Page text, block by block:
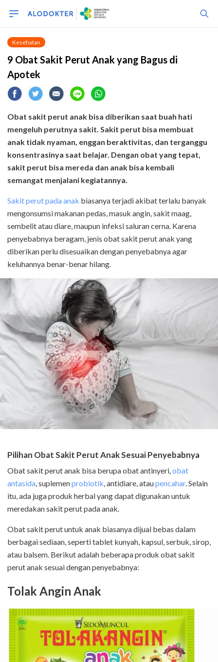
Kesehatan
9 Obat Sakit Perut Anak yang Bagus di
Apotek
Obat sakit perut anak bisa diberikan saat buah hati
mengeluh perutnya sakit. Sakit perut bisa membuat
anak tidak nyaman, enggan beraktivitas, dan terganggu
konsentrasinya saat belajar. Dengan obat yang tepat,
sakit perut bisa mereda dan anak bisa kembali
semangat menjalani kegiatannya.
Sakit perut pada anak biasanya terjadi akibat terlalu banyak
mengonsumsi makanan pedas, masuk angin, sakit maag,
sembelit atau diare, maupun infeksi saluran cerna. Karena
penyebabnya beragam, jenis obat sakit perut anak yang
diberikan perlu disesuaikan dengan penyebabnya agar
keluhannya benar-benar hilang.
Pilihan Obat Sakit Perut Anak Sesuai Penyebabnya
Obat sakit perut anak bisa berupa obat antinyeri,obat
antasida, suplemenprobiotik, antidiare, ataupencahar. Selain
itu, ada juga produk herbal yang dapat digunakan untuk
meredakan sakit perut pada anak.
Obat sakit perut untuk anak biasanya dijual bebas dalam
berbagai sediaan, seperti tablet kunyah, kapsul, serbuk, sirop,
atau balsem. Berikut adalah beberapa produk obat sakit
perut anak sesuai dengan penyebabnya:
Tolak Angin Anak